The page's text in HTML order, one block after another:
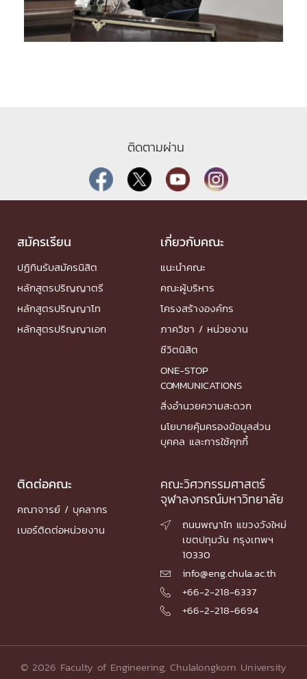
ติดตามผ่าน
สมัครเรียน
ปฏิทินรับสมัครนิสิต
หลักสูตรปริญญาตรี
หลักสูตรปริญญาโท
หลักสูตรปริญญาเอก
เกี่ยวกับคณะ
แนะนำคณะ
คณะผู้บริหาร
โครงสร้างองค์กร
ภาควิชา / หน่วยงาน
ชีวิตนิสิต
ONE-STOP
COMMUNICATIONS
สิ่งอำนวยความสะดวก
นโยบายคุ้มครองข้อมูลส่วน
บุคคล และการใช้คุกกี้
ติดต่อคณะ
คณาจารย์ / บุคลากร
เบอร์ติดต่อหน่วยงาน
คณะวิศวกรรมศาสตร์
จุฬาลงกรณ์มหาวิทยาลัย

ถนนพญาไท แขวงวังใหม่
เขตปทุมวัน กรุงเทพฯ
10330
 info@eng.chula.ac.th
 +66-2-218-6337
 +66-2-218-6694
© 2026 Faculty of Engineering, Chulalongkorn University